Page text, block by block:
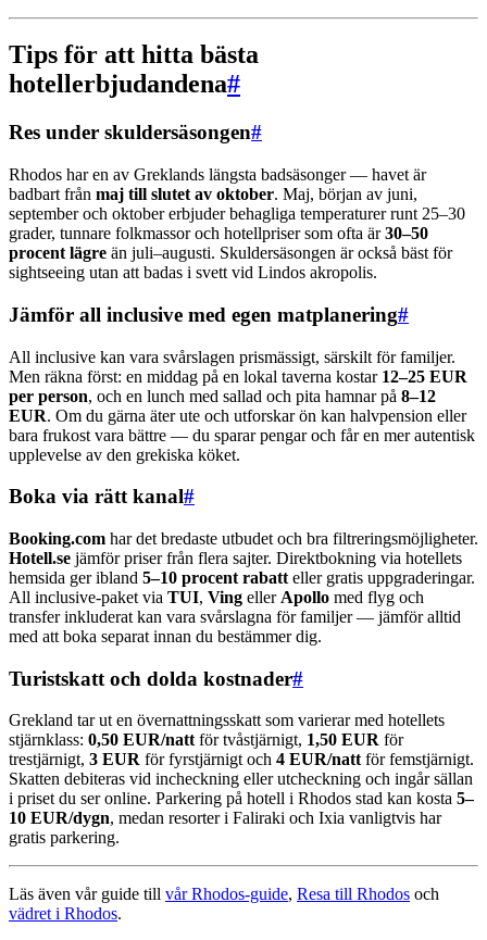
Tips för att hitta bästa
hotellerbjudandena#
Res under skuldersäsongen#
Rhodos har en av Greklands längsta badsäsonger — havet är
badbart från maj till slutet av oktober. Maj, början av juni,
september och oktober erbjuder behagliga temperaturer runt 25–30
grader, tunnare folkmassor och hotellpriser som ofta är30–50
procent lägre än juli–augusti. Skuldersäsongen är också bäst för
sightseeing utan att badas i svett vid Lindos akropolis.
Jämför all inclusive med egen matplanering#
All inclusive kan vara svårslagen prismässigt, särskilt för familjer.
Men räkna först: en middag på en lokal taverna kostar 12–25 EUR
per person, och en lunch med sallad och pita hamnar på 8–12
EUR. Om du gärna äter ute och utforskar ön kan halvpension eller
bara frukost vara bättre — du sparar pengar och får en mer autentisk
upplevelse av den grekiska köket.
Boka via rätt kanal#
Booking.com har det bredaste utbudet och bra filtreringsmöjligheter.
Hotell.se jämför priser från flera sajter. Direktbokning via hotellets
hemsida ger ibland 5–10 procent rabatt eller gratis uppgraderingar.
All inclusive-paket via TUI, Ving eller Apollo med flyg och
transfer inkluderat kan vara svårslagna för familjer — jämför alltid
med att boka separat innan du bestämmer dig.
Turistskatt och dolda kostnader#
Grekland tar ut en övernattningsskatt som varierar med hotellets
stjärnklass: 0,50 EUR/nattför tvåstjärnigt, 1,50 EUR för
trestjärnigt, 3 EUR för fyrstjärnigt och 4 EUR/nattför femstjärnigt.
Skatten debiteras vid incheckning eller utcheckning och ingår sällan
i priset du ser online. Parkering på hotell i Rhodos stad kan kosta 5–
10 EUR/dygn, medan resorter i Faliraki och Ixia vanligtvis har
gratis parkering.
Läs även vår guide till vår Rhodos-guide, Resa till Rhodos och
vädret i Rhodos.